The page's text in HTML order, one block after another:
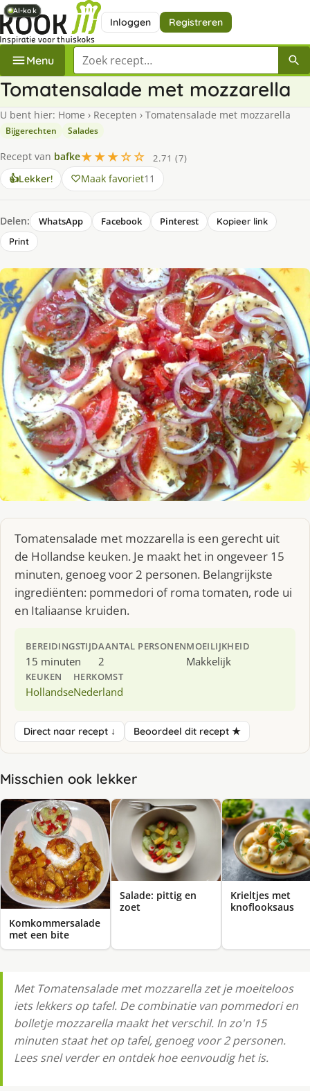
Inloggen Registreren
Menu Zoek een recept
Tomatensalade met mozzarella
U bent hier: Home › Recepten › Tomatensalade met mozzarella
Bijgerechten Salades
Recept van bafke★★★☆☆
2.71 (7)
👍Lekker! Maak favoriet11
Delen: WhatsApp Facebook Pinterest
Kopieer link
Print
Tomatensalade met mozzarella is een gerecht uit
de Hollandse keuken. Je maakt het in ongeveer 15
minuten, genoeg voor 2 personen. Belangrijkste
ingrediënten: pommedori of roma tomaten, rode ui
en Italiaanse kruiden.
BEREIDINGSTIJD
15 minuten
AANTAL PERSONEN
2
MOEILIJKHEID
Makkelijk
KEUKEN
Hollandse
HERKOMST
Nederland
Direct naar recept ↓ Beoordeel dit recept ★
Misschien ook lekker
Komkommersalade
met een bite
Salade: pittig en
zoet
AI-kok
Krieltjes met
knoflooksaus
AI-kok
AI-kok
AI-kok
Met Tomatensalade met mozzarella zet je moeiteloos
iets lekkers op tafel. De combinatie van pommedori en
bolletje mozzarella maakt het verschil. In zo'n 15
minuten staat het op tafel, genoeg voor 2 personen.
Lees snel verder en ontdek hoe eenvoudig het is.